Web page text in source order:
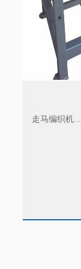
走马编织机...